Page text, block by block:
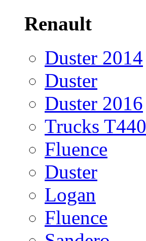
Renault
Duster 2014
Duster
Duster 2016
Trucks T440
Fluence
Duster
Logan
Fluence